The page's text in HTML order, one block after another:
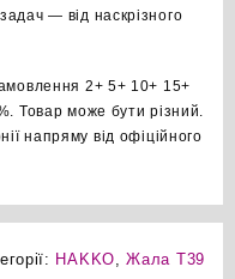
— від наскрізного
2+ 5+ 10+ 15+
Товар може бути різний.
напряму від офіційного
HAKKO ,Жала T39